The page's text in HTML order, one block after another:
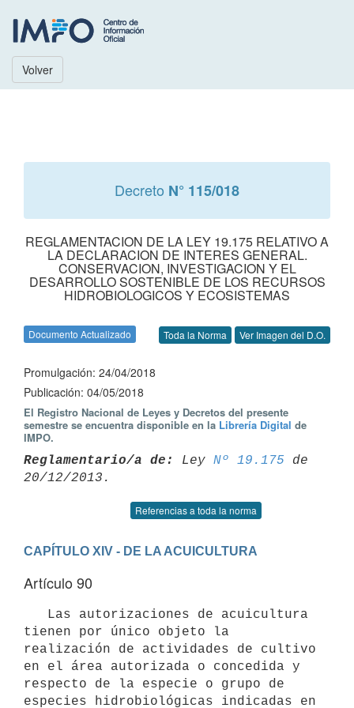
Volver
Decreto N° 115/018
REGLAMENTACION DE LA LEY 19.175 RELATIVO A
LA DECLARACION DE INTERES GENERAL.
CONSERVACION, INVESTIGACION Y EL
DESARROLLO SOSTENIBLE DE LOS RECURSOS
HIDROBIOLOGICOS Y ECOSISTEMAS
Documento Actualizado Toda la Norma Ver Imagen del D.O.
Promulgación: 24/04/2018
Publicación: 04/05/2018
El Registro Nacional de Leyes y Decretos del presente
semestre se encuentra disponible en la Librería Digital de
IMPO.
Reglamentario/a de: Ley Nº 19.175 de
Referencias a toda la norma
CAPÍTULO XIV - DE LA ACUICULTURA
Artículo 90
tienen por único objeto la
realización de actividades de cultivo
en el área autorizada o concedida y
respecto de la especie o grupo de
especies hidrobiológicas indicadas en